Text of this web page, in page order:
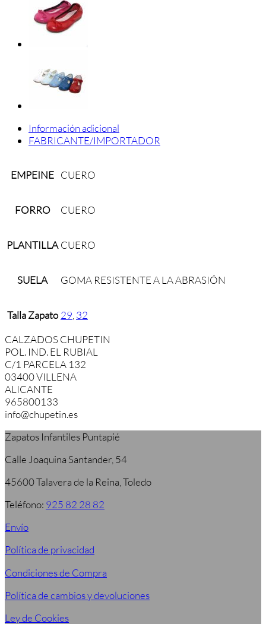
Información adicional
FABRICANTE/IMPORTADOR
EMPEINE CUERO
FORRO CUERO
PLANTILLA CUERO
SUELA GOMA RESISTENTE A LA ABRASIÓN
Talla Zapato 29 32
CALZADOS CHUPETIN
POL. IND. EL RUBIAL
C/1 PARCELA 132
03400 VILLENA
ALICANTE
965800133
info@chupetin.es
Zapatos Infantiles Puntapié
Calle Joaquina Santander, 54
45600 Talavera de la Reina, Toledo
Teléfono: 925 82 28 82
Envío
Política de privacidad
Condiciones de Compra
Política de cambios y devoluciones
Ley de Cookies